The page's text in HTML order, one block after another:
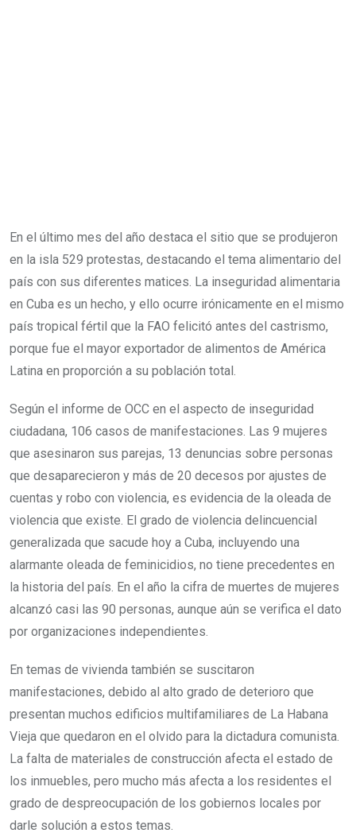
En el último mes del año destaca el sitio que se produjeron
en la isla 529 protestas, destacando el tema alimentario del
país con sus diferentes matices. La inseguridad alimentaria
en Cuba es un hecho, y ello ocurre irónicamente en el mismo
país tropical fértil que la FAO felicitó antes del castrismo,
porque fue el mayor exportador de alimentos de América
Latina en proporción a su población total.
Según el informe de OCC en el aspecto de inseguridad
ciudadana, 106 casos de manifestaciones. Las 9 mujeres
que asesinaron sus parejas, 13 denuncias sobre personas
que desaparecieron y más de 20 decesos por ajustes de
cuentas y robo con violencia, es evidencia de la oleada de
violencia que existe. El grado de violencia delincuencial
generalizada que sacude hoy a Cuba, incluyendo una
alarmante oleada de feminicidios, no tiene precedentes en
la historia del país. En el año la cifra de muertes de mujeres
alcanzó casi las 90 personas, aunque aún se verifica el dato
por organizaciones independientes.
En temas de vivienda también se suscitaron
manifestaciones, debido al alto grado de deterioro que
presentan muchos edificios multifamiliares de La Habana
Vieja que quedaron en el olvido para la dictadura comunista.
La falta de materiales de construcción afecta el estado de
los inmuebles, pero mucho más afecta a los residentes el
grado de despreocupación de los gobiernos locales por
darle solución a estos temas.